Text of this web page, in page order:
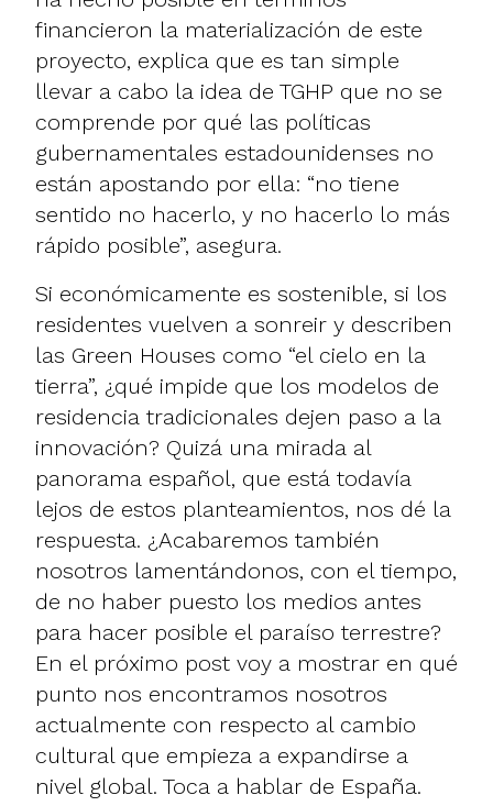
financieron la materialización de este
proyecto, explica que es tan simple
llevar a cabo la idea de TGHP que no se
comprende por qué las políticas
gubernamentales estadounidenses no
están apostando por ella: “no tiene
sentido no hacerlo, y no hacerlo lo más
rápido posible”, asegura.
Si económicamente es sostenible, si los
residentes vuelven a sonreir y describen
las Green Houses como “el cielo en la
tierra”, ¿qué impide que los modelos de
residencia tradicionales dejen paso a la
innovación? Quizá una mirada al
panorama español, que está todavía
lejos de estos planteamientos, nos dé la
respuesta. ¿Acabaremos también
nosotros lamentándonos, con el tiempo,
de no haber puesto los medios antes
para hacer posible el paraíso terrestre?
En el próximo post voy a mostrar en qué
punto nos encontramos nosotros
actualmente con respecto al cambio
cultural que empieza a expandirse a
nivel global. Toca a hablar de España.